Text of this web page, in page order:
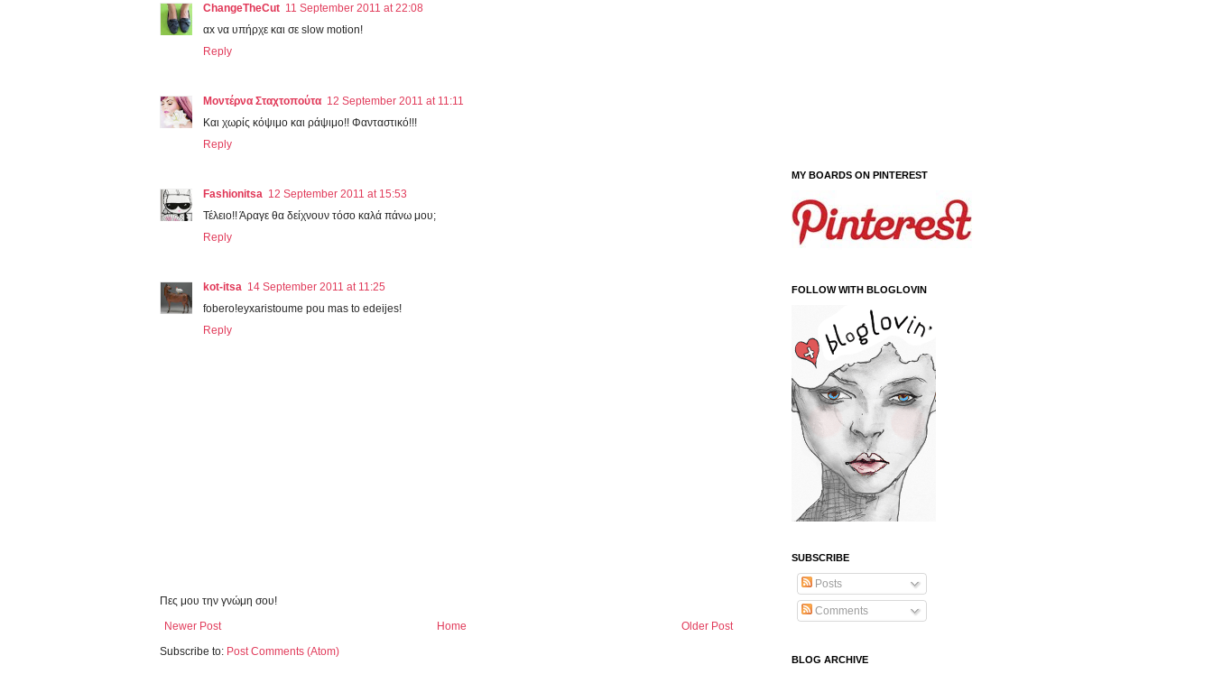
ChangeTheCut 11 September 2011 at 22:08
αx να υπήρχε και σε slow motion!
Reply
Μοντέρνα Σταχτοπούτα 12 September 2011 at 11:11
Και χωρίς κόψιμο και ράψιμο!! Φανταστικό!!!
Reply
Fashionitsa 12 September 2011 at 15:53
Τέλειο!! Άραγε θα δείχνουν τόσο καλά πάνω μου;
Reply
kot-itsa 14 September 2011 at 11:25
fobero!eyxaristoume pou mas to edeijes!
Reply
Πες μου την γνώμη σου!
Newer Post
Older Post
Home
Subscribe to: Post Comments (Atom)
MY BOARDS ON PINTEREST
FOLLOW WITH BLOGLOVIN
SUBSCRIBE
Posts
Comments
BLOG ARCHIVE